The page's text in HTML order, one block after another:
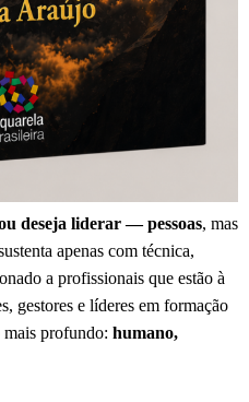
deseja liderar — pessoas, mas
apenas com técnica,
a profissionais que estão à
gestores e líderes em formação
profundo: humano,